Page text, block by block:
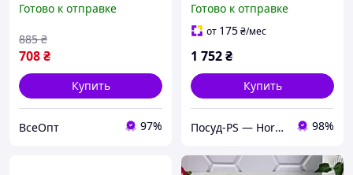
углеродной стали с
Готово к отправке
708₴
885 ₴
Купить
ВсеОпт 97%
Готово к отправке
от 175₴/мес
1 752₴
Купить
Посуд-PS — Horeca Посуда Подарки 98%